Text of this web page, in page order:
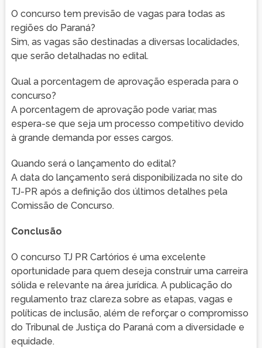
O concurso tem previsão de vagas para todas as
regiões do Paraná?
Sim, as vagas são destinadas a diversas localidades,
que serão detalhadas no edital.
Qual a porcentagem de aprovação esperada para o
concurso?
A porcentagem de aprovação pode variar, mas
espera-se que seja um processo competitivo devido
à grande demanda por esses cargos.
Quando será o lançamento do edital?
A data do lançamento será disponibilizada no site do
TJ-PR após a definição dos últimos detalhes pela
Comissão de Concurso.
Conclusão
O concurso TJ PR Cartórios é uma excelente
oportunidade para quem deseja construir uma carreira
sólida e relevante na área jurídica. A publicação do
regulamento traz clareza sobre as etapas, vagas e
políticas de inclusão, além de reforçar o compromisso
do Tribunal de Justiça do Paraná com a diversidade e
equidade.